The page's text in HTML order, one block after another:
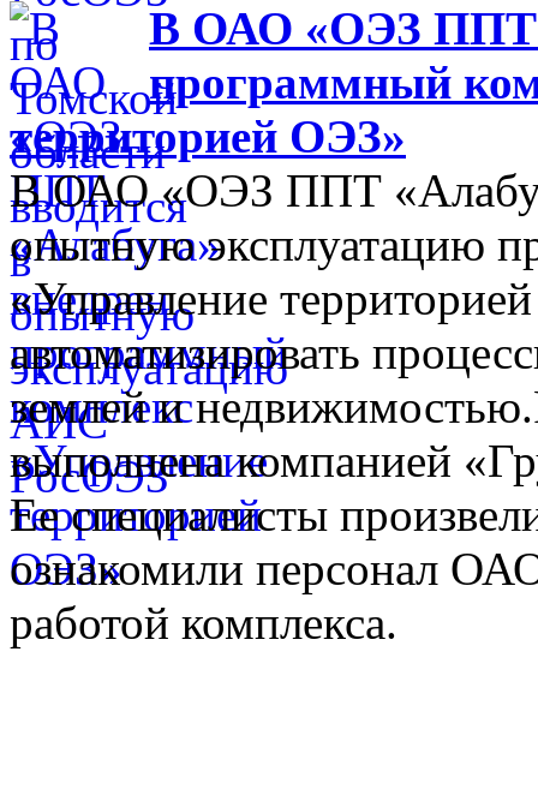
В ОАО «ОЭЗ ППТ
программный
территорией ОЭЗ»
В ОАО «ОЭЗ ППТ
опытную эксплуатацию
«Управление
автоматизировать
землей и
выполнена компанией
Ее специалисты
ознакомили персонал
работой комплекса.